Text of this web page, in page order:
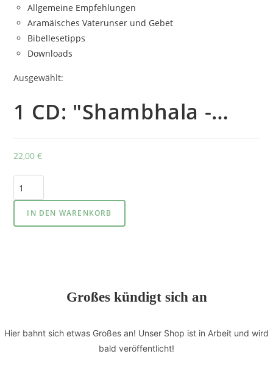
Allgemeine Empfehlungen
Aramäisches Vaterunser und Gebet
Bibellesetipps
Downloads
Ausgewählt:
1 CD: "Shambhala -…
22,00€
CD:
"Shambhala
-
IN DEN WARENKORB
Großes kündigt sich an
Hier bahnt sich etwas Großes an! Unser Shop ist in Arbeit und wird
bald veröffentlicht!